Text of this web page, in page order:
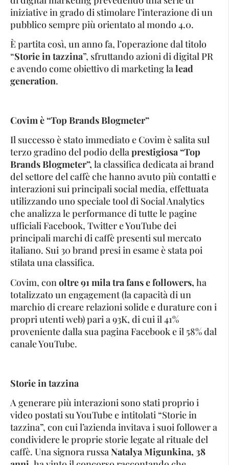
iniziative in grado di stimolare l’interazione di un
pubblico sempre più orientato al mondo 4.0.
È partita così, un anno fa, l’operazione dal titolo
“Storie in tazzina”, sfruttando azioni di digital PR
e avendo come obiettivo di marketing lalead
generation.
Covim è “Top Brands Blogmeter”
Il successo è stato immediato e Covim è salita sul
terzo gradino del podio dellaprestigiosa “Top
Brands Blogmeter”, la classifica dedicata ai brand
del settore del caffè che hanno avuto più contatti e
interazioni sui principali social media, effettuata
utilizzando uno speciale tool di Social Analytics
che analizza le performance di tutte le pagine
ufficiali Facebook, Twitter e YouTube dei
principali marchi di caffè presenti sul mercato
italiano. Sui 30 brand presi in esame è stata poi
stilata una classifica.
Covim, conoltre 91 mila tra fans e followers, ha
totalizzato un engagement (la capacità di un
marchio di creare relazioni solide e durature con i
propri utenti web) pari a 93K, di cui il 41%
proveniente dalla sua pagina Facebook e il 58% dal
canale YouTube.
Storie in tazzina
A generare più interazioni sono stati proprio i
video postati su YouTube e intitolati “Storie in
tazzina”, con cui l’azienda invitava i suoi follower a
condividere le proprie storie legate al rituale del
caffè. Una signora russaNatalya Migunkina, 38